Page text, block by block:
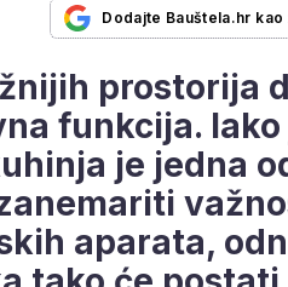
Dodajte Bauštela.hr
prostorija
funkcija.
je jedna
aparata,